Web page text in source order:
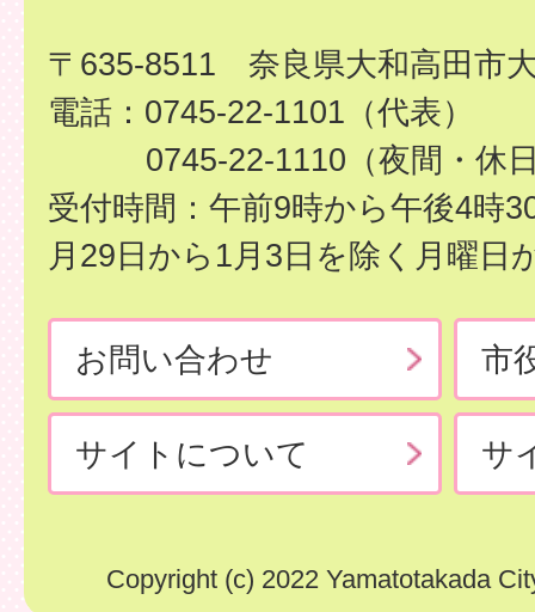
〒635-8511 奈良県大和高田市
電話：0745-22-1101（代表）
0745-22-1110（夜間・休
受付時間：午前9時から午後4時
月29日から1月3日を除く月曜日
お問い合わせ 市
サイトについて サ
Copyright (c) 2022 Yamatotakada